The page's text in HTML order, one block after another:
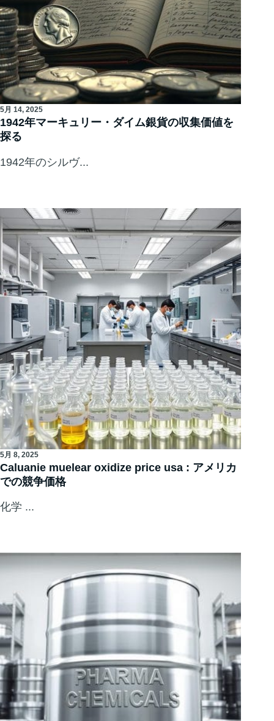
5月 14, 2025
1942年マーキュリー・ダイム銀貨の収集価値を
探る
1942年のシルヴ...
5月 8, 2025
Caluanie muelear oxidize price usa : アメリカ
での競争価格
化学 ...